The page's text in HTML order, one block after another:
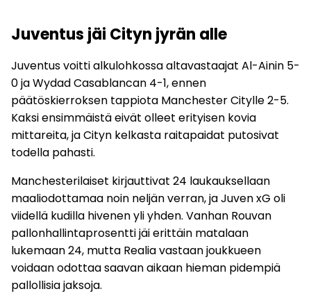
Juventus jäi Cityn jyrän alle
Juventus voitti alkulohkossa altavastaajat Al-Ainin 5-
0 ja Wydad Casablancan 4-1, ennen
päätöskierroksen tappiota Manchester Citylle 2-5.
Kaksi ensimmäistä eivät olleet erityisen kovia
mittareita, ja Cityn kelkasta raitapaidat putosivat
todella pahasti.
Manchesterilaiset kirjauttivat 24 laukauksellaan
maaliodottamaa noin neljän verran, ja Juven xG oli
viidellä kudilla hivenen yli yhden. Vanhan Rouvan
pallonhallintaprosentti jäi erittäin matalaan
lukemaan 24, mutta Realia vastaan joukkueen
voidaan odottaa saavan aikaan hieman pidempiä
pallollisia jaksoja.